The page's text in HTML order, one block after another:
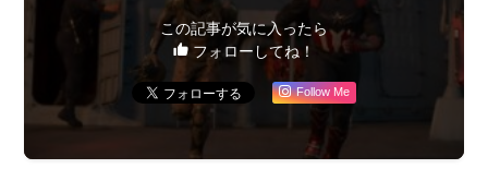
この記事が気に入ったら
フォローしてね！
Follow Me